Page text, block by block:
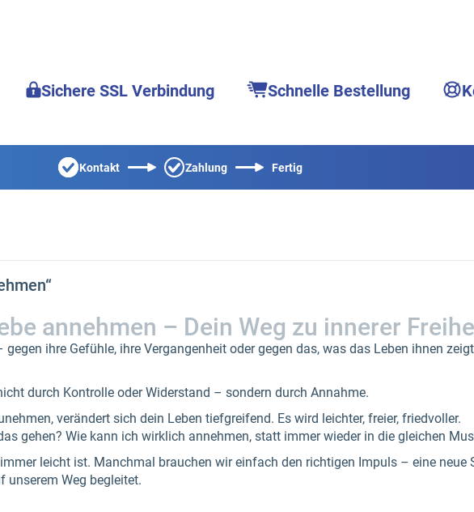
Sichere SSL Verbindung Schnelle Bestellung
Kontakt Zahlung Fertig
annehmen – Dein Weg zu innerer
ihre Gefühle, ihre Vergangenheit oder gegen das, was das Leben ihnen
durch Kontrolle oder Widerstand – sondern durch Annahme.
verändert sich dein Leben tiefgreifend. Es wird leichter, freier, friedvoller.
gehen? Wie kann ich wirklich annehmen, statt immer wieder in die gleichen
leicht ist. Manchmal brauchen wir einfach den richtigen Impuls – eine neue
unserem Weg begleitet.